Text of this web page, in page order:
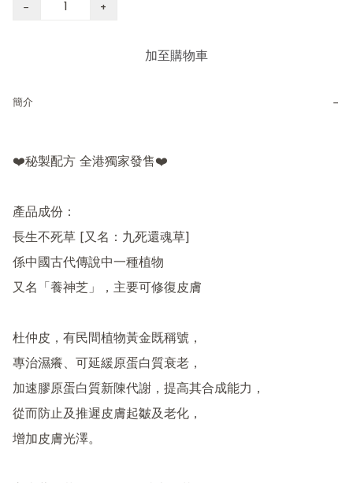
− +
加至購物車
簡介 −
❤️秘製配方 全港獨家發售❤️
產品成份：
長生不死草 [又名：九死還魂草]
係中國古代傳說中一種植物
又名「養神芝」，主要可修復皮膚
杜仲皮，有民間植物黃金既稱號，
專治濕癢、可延緩原蛋白質衰老，
加速膠原蛋白質新陳代謝，提高其合成能力，
從而防止及推遲皮膚起皺及老化，
增加皮膚光澤。